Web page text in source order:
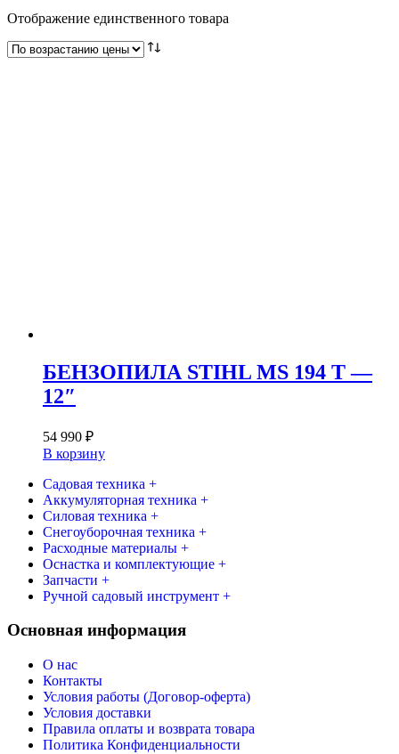
Отображение единственного товара
БЕНЗОПИЛА STIHL MS 194 Т —
12″
54 990 ₽
В корзину
Садовая техника +
Аккумуляторная техника +
Силовая техника +
Снегоуборочная техника +
Расходные материалы +
Оснастка и комплектующие +
Запчасти +
Ручной садовый инструмент +
Основная информация
О нас
Контакты
Условия работы (Договор-оферта)
Условия доставки
Правила оплаты и возврата товара
Политика Конфиденциальности